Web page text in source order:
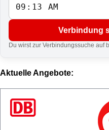
Verbindung
Du wirst zur Verbindungssuche auf
Aktuelle Angebote: